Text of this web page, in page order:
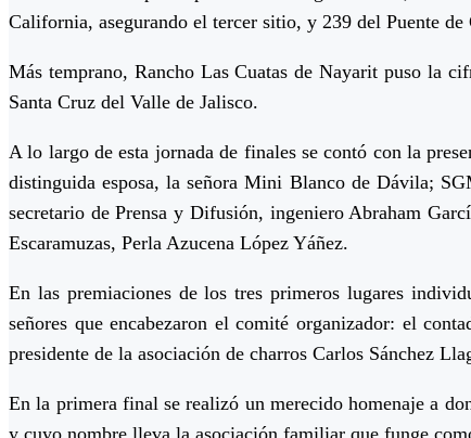
California, asegurando el tercer sitio, y 239 del Puente
Más temprano, Rancho Las Cuatas de Nayarit puso la
Santa Cruz del Valle de Jalisco.
A lo largo de esta jornada de finales se contó con la
distinguida esposa, la señora Mini Blanco de Dávila;
secretario de Prensa y Difusión, ingeniero Abraham
Escaramuzas, Perla Azucena López Yáñez.
En las premiaciones de los tres primeros lugares
señores que encabezaron el comité organizador: el
presidente de la asociación de charros Carlos Sánchez
En la primera final se realizó un merecido homenaje a
y cuyo nombre lleva la asociación familiar que funge